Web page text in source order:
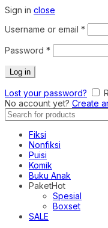
Sign in close
Username or email *
Password *
Log in
Lost your password?
No account yet? Create
Search
for:
Fiksi
Nonfiksi
Puisi
Komik
Buku Anak
PaketHot
Spesial
Boxset
SALE